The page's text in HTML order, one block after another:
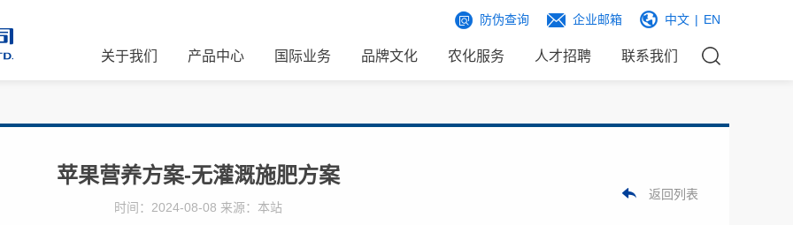
防伪查询 企业邮箱 中文 | EN
关于我们 产品中心 国际业务 品牌文化 农化服务 人才招聘 联系我们
返回列表
苹果营养方案-无灌溉施肥方案
时间：2024-08-08 来源：本站